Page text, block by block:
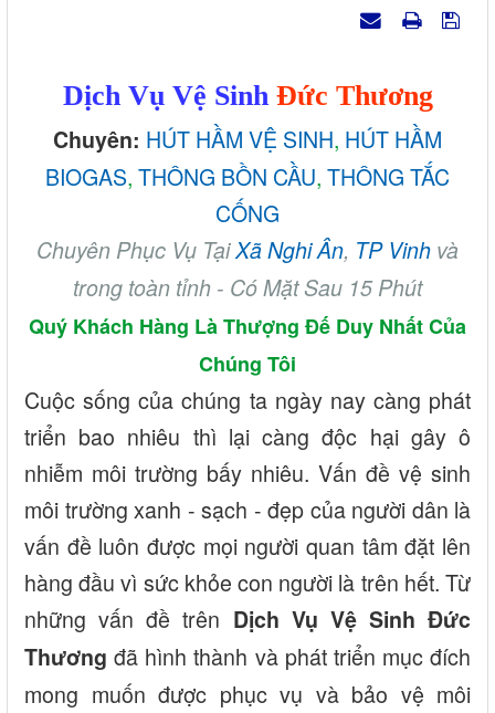
Dịch Vụ Vệ Sinh Đức Thương
Chuyên: HÚT HẦM VỆ SINH, HÚT HẦM
BIOGAS, THÔNG BỒN CẦU, THÔNG TẮC
CỐNG
Chuyên Phục Vụ TạiXã Nghi Ân, TP Vinh và
trong toàn tỉnh - Có Mặt Sau 15 Phút
Quý Khách Hàng Là Thượng Đế Duy Nhất Của
Chúng Tôi
Cuộc sống của chúng ta ngày nay càng phát
triển bao nhiêu thì lại càng độc hại gây ô
nhiễm môi trường bấy nhiêu. Vấn đề vệ sinh
môi trường xanh - sạch - đẹp của người dân là
vấn đề luôn được mọi người quan tâm đặt lên
hàng đầu vì sức khỏe con người là trên hết. Từ
những vấn đề trên Dịch Vụ Vệ Sinh Đức
Thương đã hình thành và phát triển mục đích
mong muốn được phục vụ và bảo vệ môi